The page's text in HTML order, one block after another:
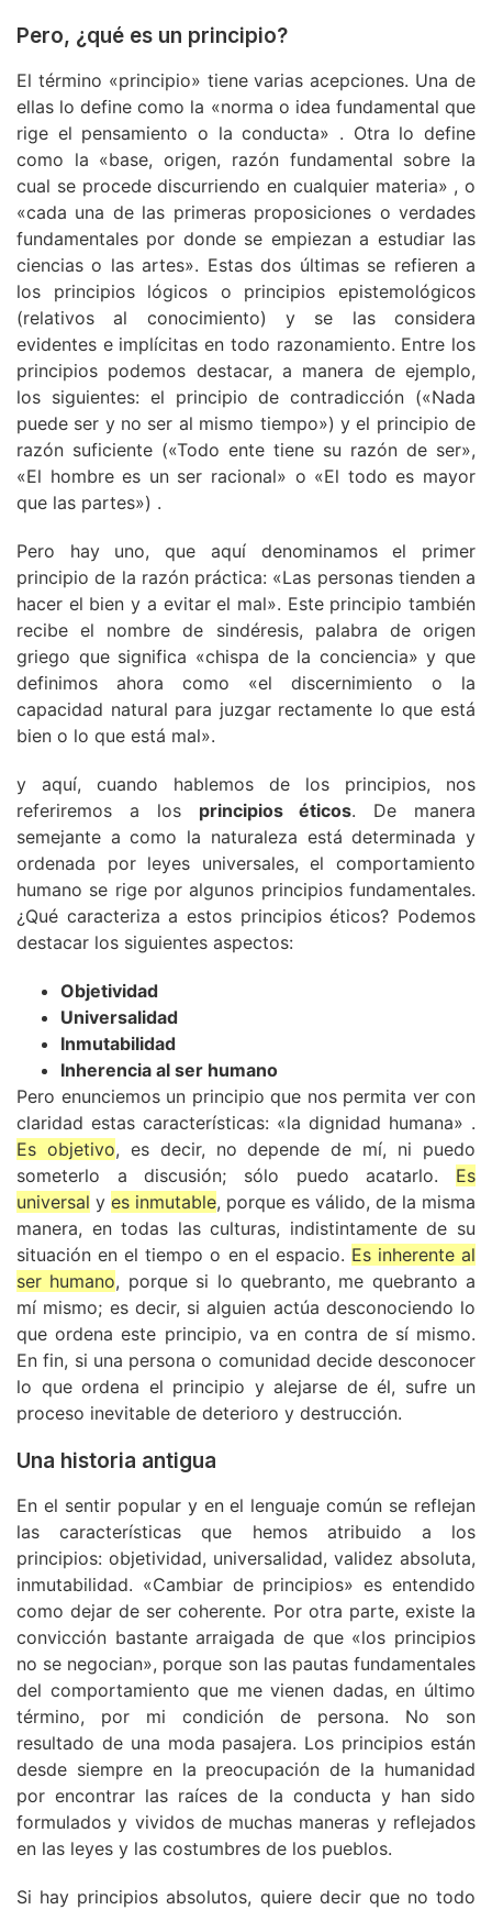
Pero, ¿qué es un principio?
El término «principio» tiene varias acepciones. Una de
ellas lo define como la «norma o idea fundamental que
rige el pensamiento o la conducta» . Otra lo define
como la «base, origen, razón fundamental sobre la
cual se procede discurriendo en cualquier materia» , o
«cada una de las primeras proposiciones o verdades
fundamentales por donde se empiezan a estudiar las
ciencias o las artes». Estas dos últimas se refieren a
los principios lógicos o principios epistemológicos
(relativos al conocimiento) y se las considera
evidentes e implícitas en todo razonamiento. Entre los
principios podemos destacar, a manera de ejemplo,
los siguientes: el principio de contradicción («Nada
puede ser y no ser al mismo tiempo») y el principio de
razón suficiente («Todo ente tiene su razón de ser»,
«El hombre es un ser racional» o «El todo es mayor
que las partes») .
Pero hay uno, que aquí denominamos el primer
principio de la razón práctica: «Las personas tienden a
hacer el bien y a evitar el mal». Este principio también
recibe el nombre de sindéresis, palabra de origen
griego que significa «chispa de la conciencia» y que
definimos ahora como «el discernimiento o la
capacidad natural para juzgar rectamente lo que está
bien o lo que está mal».
y aquí, cuando hablemos de los principios, nos
referiremos a los principios éticos. De manera
semejante a como la naturaleza está determinada y
ordenada por leyes universales, el comportamiento
humano se rige por algunos principios fundamentales.
¿Qué caracteriza a estos principios éticos? Podemos
destacar los siguientes aspectos:
Objetividad
Universalidad
Inmutabilidad
Inherencia al ser humano
Pero enunciemos un principio que nos permita ver con
claridad estas características: «la dignidad humana» .
Es objetivo, es decir, no depende de mí, ni puedo
someterlo a discusión; sólo puedo acatarlo. Es
universal y es inmutable, porque es válido, de la misma
manera, en todas las culturas, indistintamente de su
situación en el tiempo o en el espacio. Es inherente al
ser humano, porque si lo quebranto, me quebranto a
mí mismo; es decir, si alguien actúa desconociendo lo
que ordena este principio, va en contra de sí mismo.
En fin, si una persona o comunidad decide desconocer
lo que ordena el principio y alejarse de él, sufre un
proceso inevitable de deterioro y destrucción.
Una historia antigua
En el sentir popular y en el lenguaje común se reflejan
las características que hemos atribuido a los
principios: objetividad, universalidad, validez absoluta,
inmutabilidad. «Cambiar de principios» es entendido
como dejar de ser coherente. Por otra parte, existe la
convicción bastante arraigada de que «los principios
no se negocian», porque son las pautas fundamentales
del comportamiento que me vienen dadas, en último
término, por mi condición de persona. No son
resultado de una moda pasajera. Los principios están
desde siempre en la preocupación de la humanidad
por encontrar las raíces de la conducta y han sido
formulados y vividos de muchas maneras y reflejados
en las leyes y las costumbres de los pueblos.
Si hay principios absolutos, quiere decir que no todo